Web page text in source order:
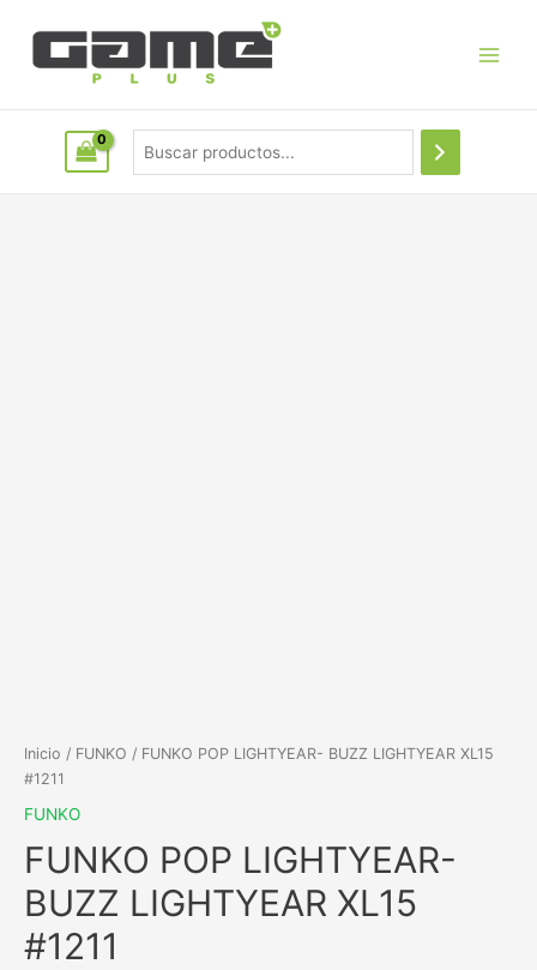
Inicio / FUNKO / FUNKO POP LIGHTYEAR- BUZZ LIGHTYEAR XL15
#1211
FUNKO
FUNKO POP LIGHTYEAR-
BUZZ LIGHTYEAR XL15
#1211